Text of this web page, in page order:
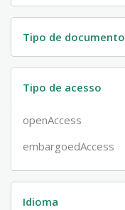
Tipo de documento
Tipo de acesso
openAccess
embargoedAccess
Idioma